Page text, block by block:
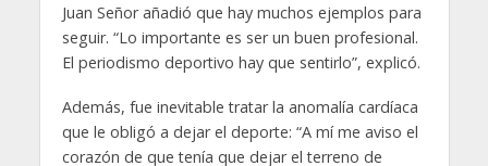
Juan Señor añadió que hay muchos ejemplos para
seguir. “Lo importante es ser un buen profesional.
El periodismo deportivo hay que sentirlo”, explicó.
Además, fue inevitable tratar la anomalía cardíaca
que le obligó a dejar el deporte: “A mí me aviso el
corazón de que tenía que dejar el terreno de